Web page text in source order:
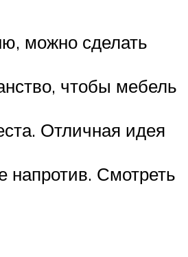
можно сделать
чтобы мебель
Отличная идея
напротив. Смотреть